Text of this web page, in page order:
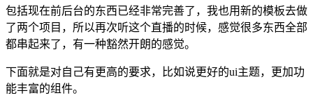
包括现在前后台的东西已经非常完善了，我也用新的模板去做
了两个项目，所以再次听这个直播的时候，感觉很多东西全部
都串起来了，有一种豁然开朗的感觉。
下面就是对自己有更高的要求，比如说更好的ui主题，更加功
能丰富的组件。